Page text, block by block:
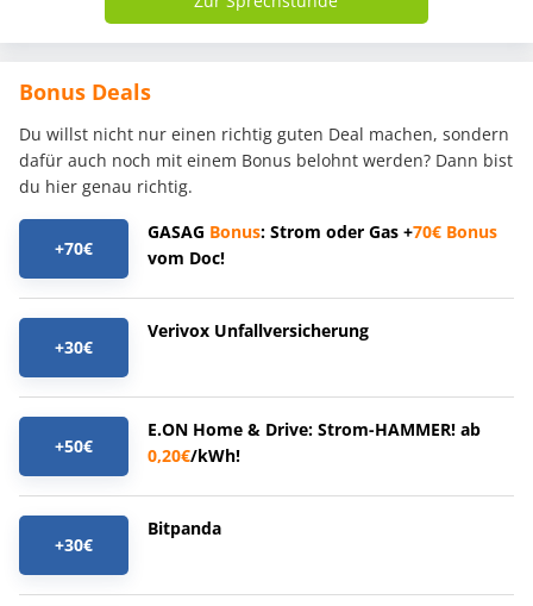
Bonus Deals
Du willst nicht nur einen richtig guten Deal machen, sondern
dafür auch noch mit einem Bonus belohnt werden? Dann bist
du hier genau richtig.
+70€
GASAG Bonus: Strom oder Gas +70€ Bonus
vom Doc!
+30€
Verivox Unfallversicherung
+50€
E.ON Home & Drive: Strom-HAMMER! ab
0,20€/kWh!
+30€
Bitpanda